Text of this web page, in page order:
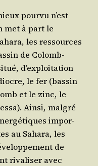
pour­vu n’est
met à part le
les res­sources
de Colomb-
d’ex­ploi­ta­tion
le fer (bas­sin
et le zinc, le
Ain­si, mal­gré
impor­
au Saha­ra, les
de
riva­li­ser avec